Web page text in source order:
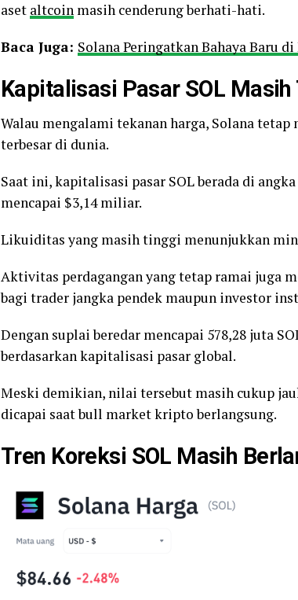
aset altcoin masih cenderung berhati-hati.
Baca Juga: Solana Peringatkan Bahaya Baru
Kapitalisasi Pasar SOL
Walau mengalami tekanan harga, Solana
terbesar di dunia.
Saat ini, kapitalisasi pasar SOL berada di
mencapai $3,14 miliar.
Likuiditas yang masih tinggi menunjukkan
Aktivitas perdagangan yang tetap ramai juga
bagi trader jangka pendek maupun investor
Dengan suplai beredar mencapai 578,28 juta
berdasarkan kapitalisasi pasar global.
Meski demikian, nilai tersebut masih cukup
dicapai saat bull market kripto berlangsung.
Tren Koreksi SOL Masih